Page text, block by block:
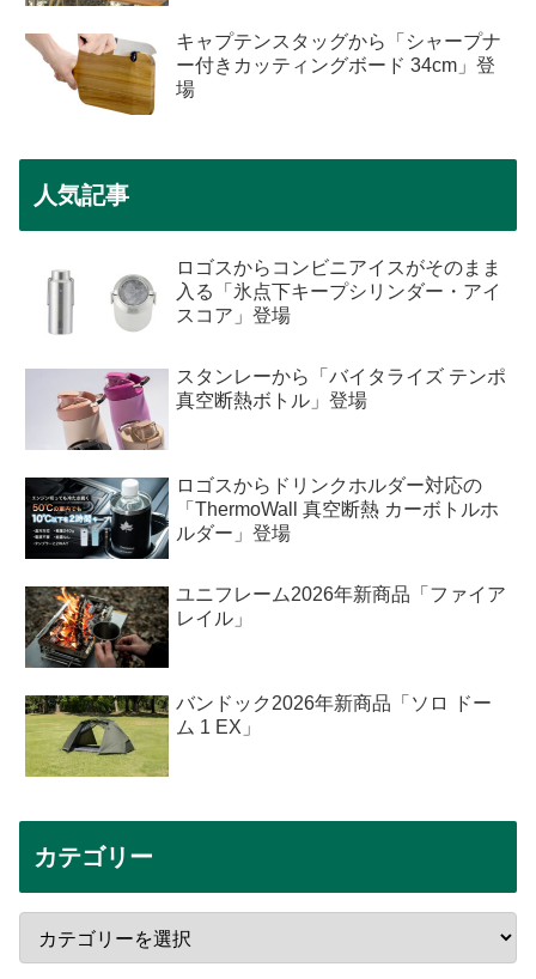
キャプテンスタッグから「シャープナ
ー付きカッティングボード 34cm」登
場
人気記事
ロゴスからコンビニアイスがそのまま
入る「氷点下キープシリンダー・アイ
スコア」登場
スタンレーから「バイタライズ テンポ
真空断熱ボトル」登場
ロゴスからドリンクホルダー対応の
「ThermoWall 真空断熱 カーボトルホ
ルダー」登場
ユニフレーム2026年新商品「ファイア
レイル」
バンドック2026年新商品「ソロ ドー
ム 1 EX」
カテゴリー